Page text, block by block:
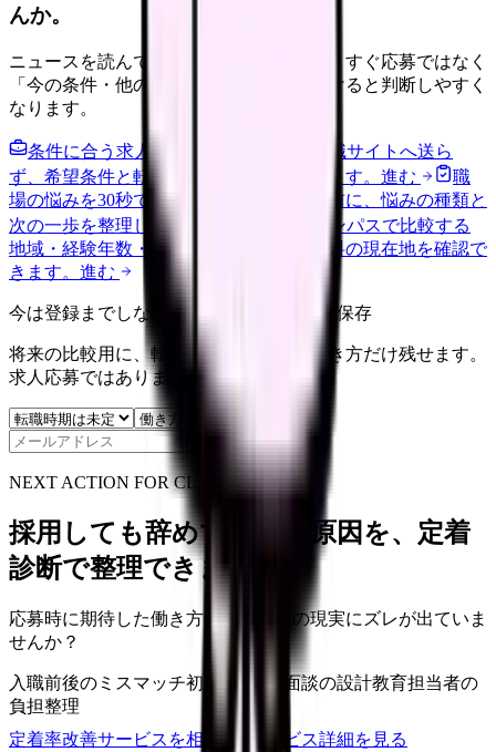
んか。
ニュースを読んで不安が強くなった時は、すぐ応募ではなく
「今の条件・他の選択肢・相談先」を分けると判断しやすく
なります。
条件に合う求人通知を受け取る
外部転職サイトへ送ら
ず、希望条件と転職時期を自社で預かります。 進む
職
場の悩みを30秒で診断
辞めるべきか迷う前に、悩みの種類と
次の一歩を整理します。
給料コンパスで比較する
地域・経験年数・施設形態から、今の給料の現在地を確認で
きます。 進む
今は登録までしない人向け: 希望条件だけ保存
将来の比較用に、転職時期と気になる働き方だけ残せます。
求人応募ではありません。
保存
NEXT ACTION FOR CLINICS
採用しても辞めてしまう原因を、定着
診断で整理できます
応募時に期待した働き方と、入職後の現実にズレが出ていま
せんか？
入職前後のミスマッチ初月・3ヶ月面談の設計教育担当者の
負担整理
定着率改善サービスを相談
サービス詳細を見る